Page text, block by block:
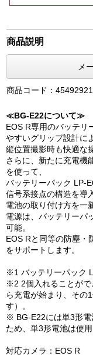
商品説明
メ
商品コード：
≪BG-E22について≫
EOS R専用のバッテリ
やすいグリップ設計に
縦位置撮影時も快適な
さらに、新たに充電機
を使って、
バッテリーパック LP-
信号系接点の構造を導
電池の取り付け方を一
電源は、バッテリーパ
可能。
EOS Rと同等の防塵・
をサポートします。
※1 バッテリーパック
※2 2個入れることがで
ら充電が始まり、その
す）。
※ BG-E22には単3形電
ため、単3形電池は使用
対応カメラ：EOS R